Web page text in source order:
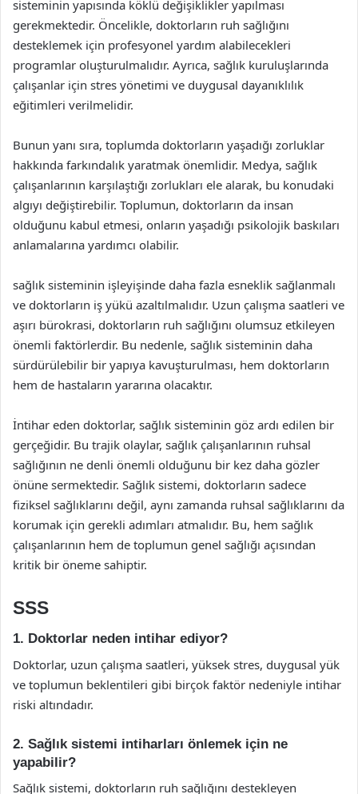
sisteminin yapısında köklü değişiklikler yapılması
gerekmektedir. Öncelikle, doktorların ruh sağlığını
desteklemek için profesyonel yardım alabilecekleri
programlar oluşturulmalıdır. Ayrıca, sağlık kuruluşlarında
çalışanlar için stres yönetimi ve duygusal dayanıklılık
eğitimleri verilmelidir.
Bunun yanı sıra, toplumda doktorların yaşadığı zorluklar
hakkında farkındalık yaratmak önemlidir. Medya, sağlık
çalışanlarının karşılaştığı zorlukları ele alarak, bu konudaki
algıyı değiştirebilir. Toplumun, doktorların da insan
olduğunu kabul etmesi, onların yaşadığı psikolojik baskıları
anlamalarına yardımcı olabilir.
sağlık sisteminin işleyişinde daha fazla esneklik sağlanmalı
ve doktorların iş yükü azaltılmalıdır. Uzun çalışma saatleri ve
aşırı bürokrasi, doktorların ruh sağlığını olumsuz etkileyen
önemli faktörlerdir. Bu nedenle, sağlık sisteminin daha
sürdürülebilir bir yapıya kavuşturulması, hem doktorların
hem de hastaların yararına olacaktır.
İntihar eden doktorlar, sağlık sisteminin göz ardı edilen bir
gerçeğidir. Bu trajik olaylar, sağlık çalışanlarının ruhsal
sağlığının ne denli önemli olduğunu bir kez daha gözler
önüne sermektedir. Sağlık sistemi, doktorların sadece
fiziksel sağlıklarını değil, aynı zamanda ruhsal sağlıklarını da
korumak için gerekli adımları atmalıdır. Bu, hem sağlık
çalışanlarının hem de toplumun genel sağlığı açısından
kritik bir öneme sahiptir.
SSS
1. Doktorlar neden intihar ediyor?
Doktorlar, uzun çalışma saatleri, yüksek stres, duygusal yük
ve toplumun beklentileri gibi birçok faktör nedeniyle intihar
riski altındadır.
2. Sağlık sistemi intiharları önlemek için ne
yapabilir?
Sağlık sistemi, doktorların ruh sağlığını destekleyen